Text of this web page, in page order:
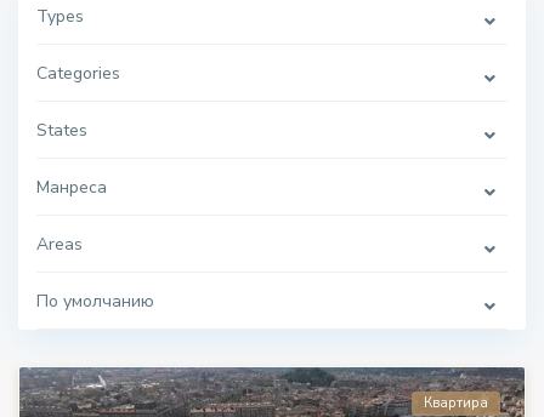
Types
Categories
States
Манреса
Areas
По умолчанию
Квартира